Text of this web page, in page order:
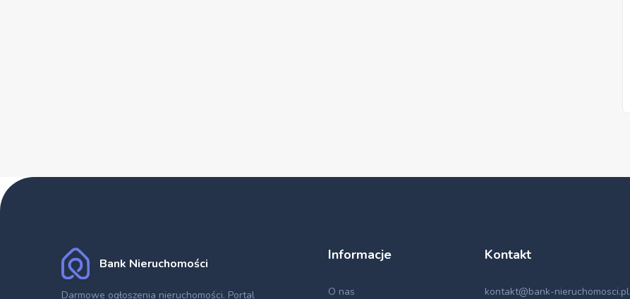
Bank Nieruchomości
Darmowe ogłoszenia nieruchomości. Portal
Informacje
O nas
Kontakt
kontakt@bank-nieruchomosci.pl